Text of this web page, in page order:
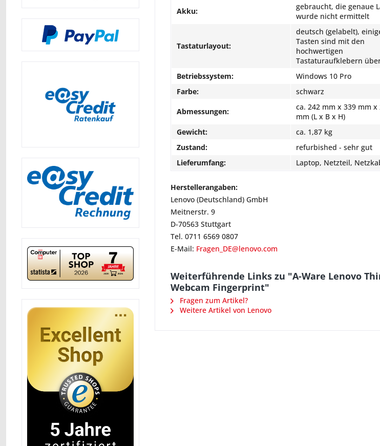
Akku:
gebraucht, die genaue
wurde nicht ermittelt
Tastaturlayout:
deutsch (gelabelt),
Tasten sind mit den
hochwertigen
Tastaturaufklebern
Betriebssystem:
Windows 10 Pro
Farbe:
schwarz
Abmessungen:
ca. 242 mm x 339 mm x
mm (L x B x H)
Gewicht:
ca. 1,87 kg
Zustand:
refurbished - sehr gut
Lieferumfang:
Laptop, Netzteil,
Herstellerangaben:
Lenovo (Deutschland) GmbH
Meitnerstr. 9
D-70563 Stuttgart
Tel. 0711 6569 0807
E-Mail: Fragen_DE@lenovo.com
Weiterführende Links zu "A-Ware Lenovo
Webcam Fingerprint"
Fragen zum Artikel?
Weitere Artikel von Lenovo